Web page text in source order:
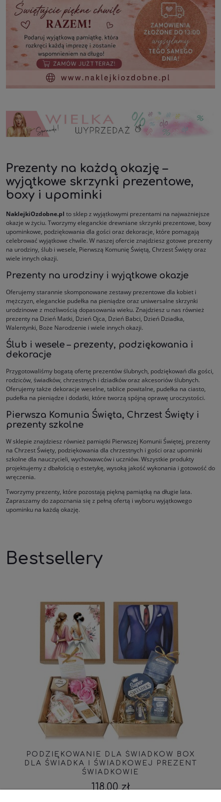
Prezenty na każdą okazję –
wyjątkowe skrzynki prezentowe,
boxy i upominki
NaklejkiOzdobne.pl to sklep z wyjątkowymi prezentami na najważniejsze
okazje w życiu. Tworzymy eleganckie drewniane skrzynki prezentowe, boxy
upominkowe, podziękowania dla gości oraz dekoracje, które pomagają
celebrować wyjątkowe chwile. W naszej ofercie znajdziesz gotowe prezenty
na urodziny, ślub i wesele, Pierwszą Komunię Świętą, Chrzest Święty oraz
wiele innych okazji.
Prezenty na urodziny i wyjątkowe okazje
Oferujemy starannie skomponowane zestawy prezentowe dla kobiet i
mężczyzn, eleganckie pudełka na pieniądze oraz uniwersalne skrzynki
urodzinowe z możliwością dopasowania wieku. Znajdziesz u nas również
prezenty na Dzień Matki, Dzień Ojca, Dzień Babci, Dzień Dziadka,
Walentynki, Boże Narodzenie i wiele innych okazji.
Ślub i wesele – prezenty, podziękowania i
dekoracje
Przygotowaliśmy bogatą ofertę prezentów ślubnych, podziękowań dla gości,
rodziców, świadków, chrzestnych i dziadków oraz akcesoriów ślubnych.
Oferujemy także dekoracje weselne, tablice powitalne, pudełka na ciasto,
pudełka na pieniądze i dodatki, które tworzą spójną oprawę uroczystości.
Pierwsza Komunia Święta, Chrzest Święty i
prezenty szkolne
W sklepie znajdziesz również pamiątki Pierwszej Komunii Świętej, prezenty
na Chrzest Święty, podziękowania dla chrzestnych i gości oraz upominki
szkolne dla nauczycieli, wychowawców i uczniów. Wszystkie produkty
projektujemy z dbałością o estetykę, wysoką jakość wykonania i gotowość do
wręczenia.
Tworzymy prezenty, które pozostają piękną pamiątką na długie lata.
Zapraszamy do zapoznania się z pełną ofertą i wyboru wyjątkowego
upominku na każdą okazję.
Bestsellery
PODZIĘKOWANIE DLA ŚWIADKÓW BOX
DLA ŚWIADKA I ŚWIADKOWEJ PREZENT
ŚWIADKOWIE
118,00 zł